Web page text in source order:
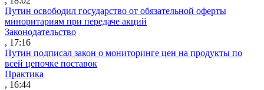
Путин освободил государство от обязательной оферты
миноритариям при передаче акций
Законодательство
, 17:16
Путин подписал закон о мониторинге цен на продукты по
всей цепочке поставок
Практика
, 16:44